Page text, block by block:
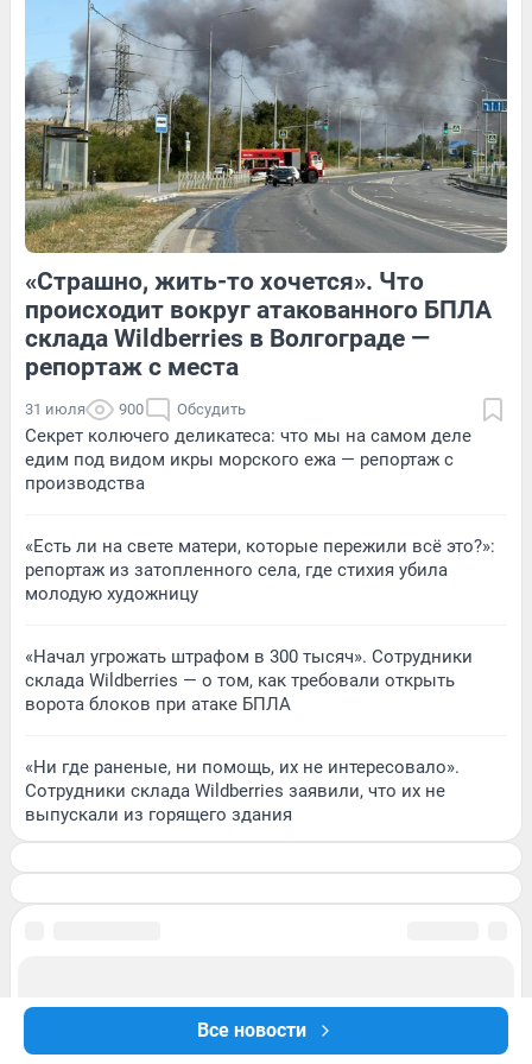
Все новости
6 Обсудить 1 Обсудить
4 Обсудить 2 Обсудить
«Страшно, жить-то хочется». Что
происходит вокруг атакованного БПЛА
склада Wildberries в Волгограде —
репортаж с места
31 июля 900 Обсудить
Секрет колючего деликатеса: что мы на самом деле
едим под видом икры морского ежа — репортаж с
производства
«Есть ли на свете матери, которые пережили всё это?»:
репортаж из затопленного села, где стихия убила
молодую художницу
«Начал угрожать штрафом в 300 тысяч». Сотрудники
склада Wildberries — о том, как требовали открыть
ворота блоков при атаке БПЛА
«Ни где раненые, ни помощь, их не интересовало».
Сотрудники склада Wildberries заявили, что их не
выпускали из горящего здания